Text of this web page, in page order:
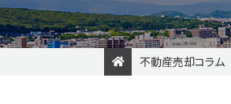
不動産売却コラム